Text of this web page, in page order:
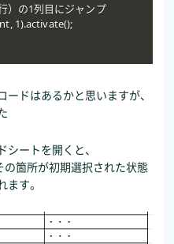
）の1列目にジャンプ
1).activate();
ドはあるかと思いますが、
ートを開くと、
箇所が初期選択された状態
す。